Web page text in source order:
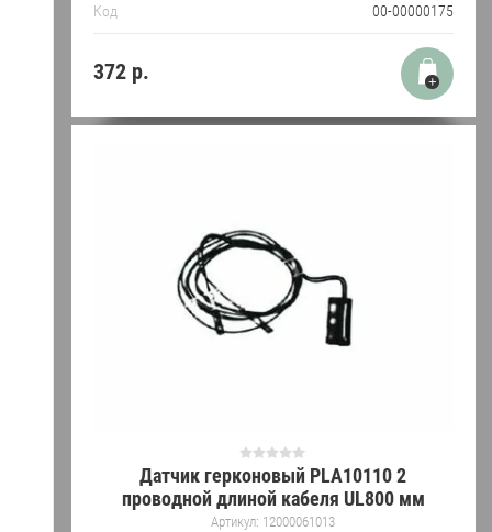
Код 00-00000175
372р.
Датчик герконовый PLA10110 2
проводной длиной кабеля UL800 мм
Артикул: 12000061013